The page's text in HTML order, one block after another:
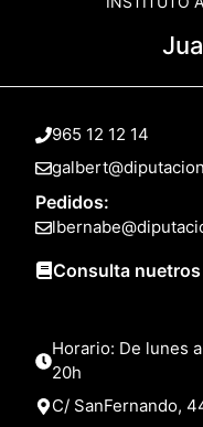
965 12 12 14
Pedidos:
Consulta
Horario: De lunes
20h
C/ SanFernando,